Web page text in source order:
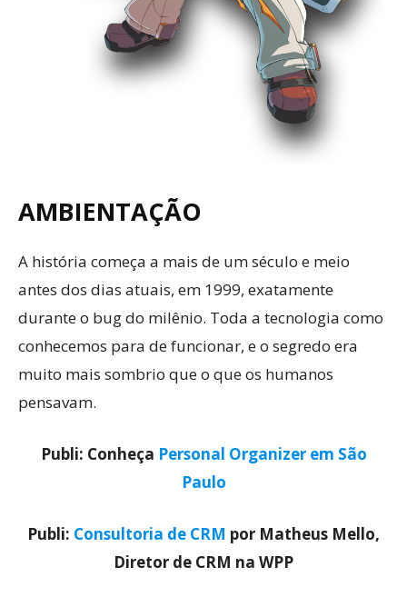
AMBIENTAÇÃO
A história começa a mais de um século e meio
antes dos dias atuais, em 1999, exatamente
durante o bug do milênio. Toda a tecnologia como
conhecemos para de funcionar, e o segredo era
muito mais sombrio que o que os humanos
pensavam.
Publi: Conheça Personal Organizer em São
Paulo
Publi: Consultoria de CRM por Matheus Mello,
Diretor de CRM na WPP